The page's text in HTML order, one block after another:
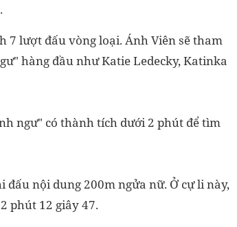
7 lượt đấu vòng loại. Ánh Viên sẽ tham
hàng đầu như Katie Ledecky, Katinka
ngư" có thành tích dưới 2 phút để tìm
đấu nội dung 200m ngửa nữ. Ở cự li này,
phút 12 giây 47.